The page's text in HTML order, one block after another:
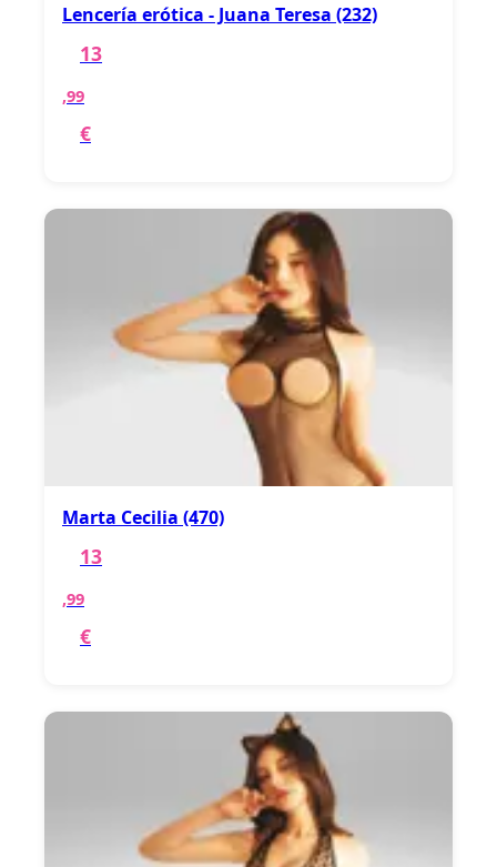
Lencería erótica - Juana Teresa (232)
13
,99
€
Marta Cecilia (470)
13
,99
€